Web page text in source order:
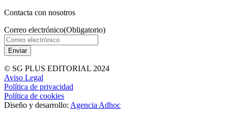
Contacta con nosotros
Correo electrónico(Obligatorio)
© SG PLUS EDITORIAL 2024
Aviso Legal
Política de privacidad
Política de cookies
Diseño y desarrollo: Agencia Adhoc